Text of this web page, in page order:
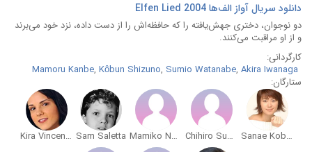
دانلود سریال آواز الف‌ها Elfen Lied 2004
دو نوجوان، دختری جهش‌یافته را که حافظه‌اش را از دست داده، نزد خود می‌برند
و از او مراقبت می‌کنند.
کارگردانی:
Mamoru Kanbe, Kôbun Shizuno, Sumio Watanabe, Akira Iwanaga
ستارگان:
Sanae Kobayashi
Chihiro Suzuki
Mamiko Noto
Sam Saletta
Kira Vincent-Davis